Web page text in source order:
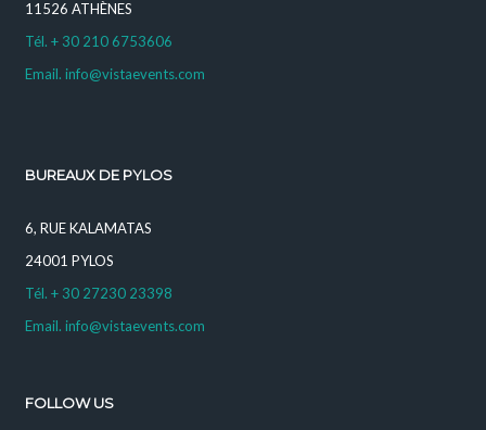
11526 ATHÈNES
Tél. + 30 210 6753606
Email. info@vistaevents.com
BUREAUX DE PYLOS
6, RUE KALAMATAS
24001 PYLOS
Tél. + 30 27230 23398
Email. info@vistaevents.com
FOLLOW US